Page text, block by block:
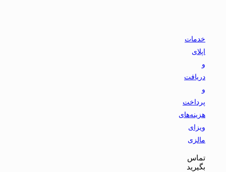
خدمات
اپلای
و
دریافت
و
پرداخت
هزینه‌های
ویزای
مالزی
تماس
بگیرید